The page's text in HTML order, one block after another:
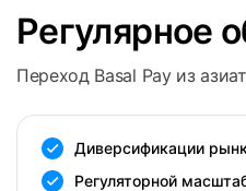
Регулярное
Переход Basal Pay из
Диверсификации
Регуляторной